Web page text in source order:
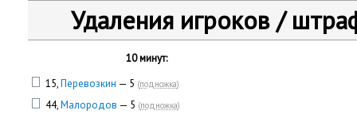
Удаления игроков /
10 минут:
15,Перевозкин — 5 (подножка)
44,Малородов — 5 (подножка)